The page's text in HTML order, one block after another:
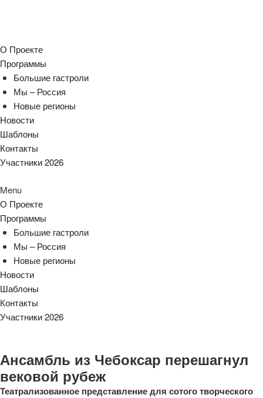
О Проекте
Программы
Большие гастроли
Мы – Россия
Новые регионы
Новости
Шаблоны
Контакты
Участники 2026
Menu
О Проекте
Программы
Большие гастроли
Мы – Россия
Новые регионы
Новости
Шаблоны
Контакты
Участники 2026
Ансамбль из Чебоксар перешагнул
вековой рубеж
Театрализованное представлениедля сотого творческого